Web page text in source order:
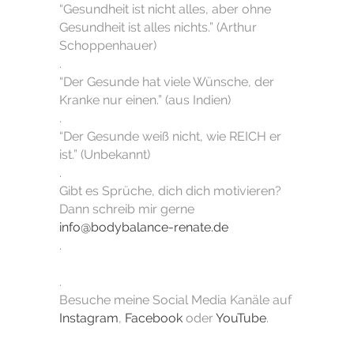
“Gesundheit ist nicht alles, aber ohne
Gesundheit ist alles nichts.” (Arthur
Schoppenhauer)
.
“Der Gesunde hat viele Wünsche, der
Kranke nur einen.” (aus Indien)
.
“Der Gesunde weiß nicht, wie REICH er
ist.” (Unbekannt)
.
Gibt es Sprüche, dich dich motivieren?
Dann schreib mir gerne
info@bodybalance-renate.de
.
.
Besuche meine Social Media Kanäle auf
Instagram, Facebook oderYouTube.